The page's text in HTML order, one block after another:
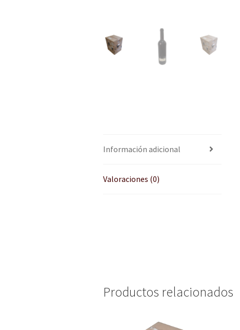
Información adicional
Valoraciones (0)
Productos relacionados